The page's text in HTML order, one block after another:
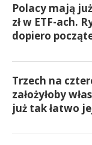
Polacy mają
zł w ETF-ach.
dopiero
Trzech na
założyłoby
już tak łatwo